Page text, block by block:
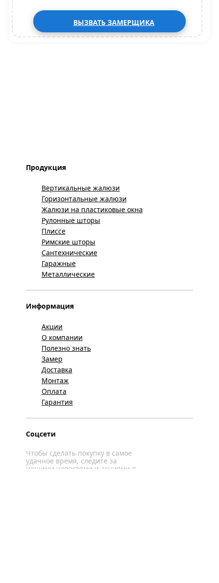
ВЫЗВАТЬ ЗАМЕРЩИКА
Продукция
Вертикальные жалюзи
Горизонтальные жалюзи
Жалюзи на пластиковые окна
Рулонные шторы
Плиссе
Римские шторы
Сантехнические
Гаражные
Металлические
Информация
Акции
О компании
Полезно знать
Замер
Доставка
Монтаж
Оплата
Гарантия
Соцсети
Чтобы сделать покупку в самое
удачное время, следите за
нашими новостями и акциями в